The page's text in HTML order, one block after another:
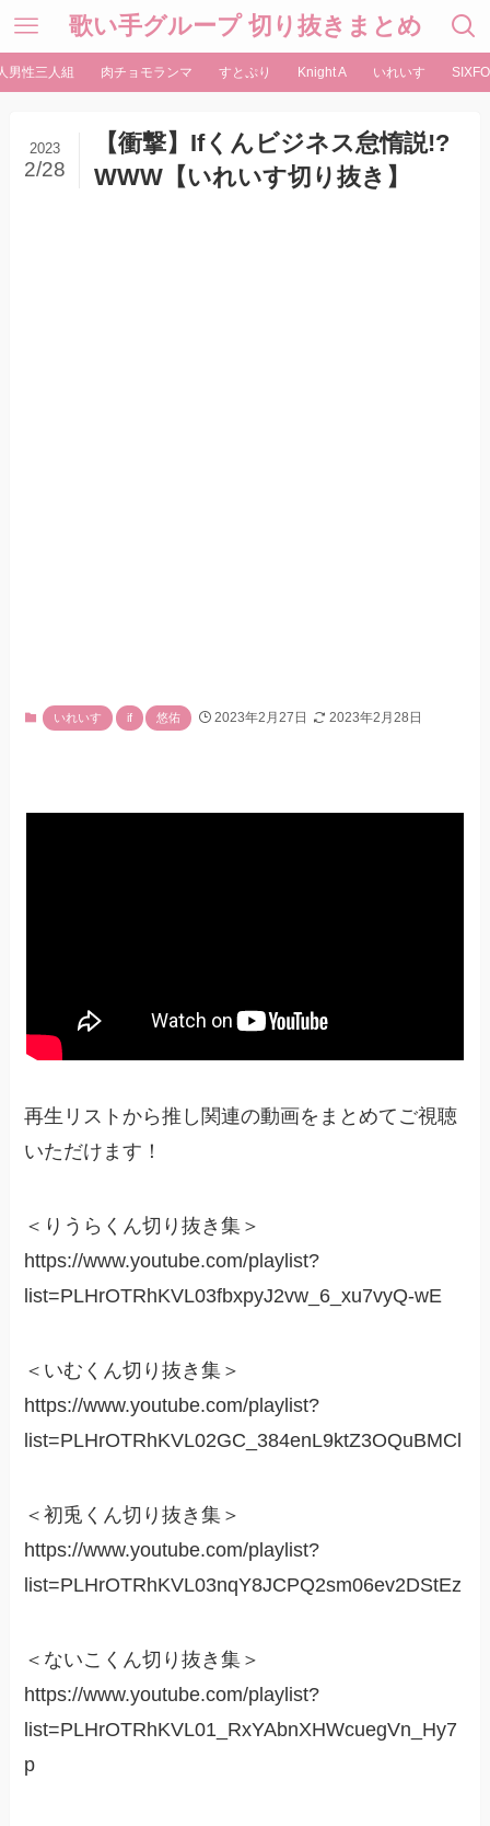
歌い手グループ 切り抜きまとめ
男性三人組 肉チョモランマ すとぷり Knight A いれいす
【衝撃】Ifくんビジネス怠惰説!?
WWW【いれいす切り抜き】
2023
2/28
いれいす if 悠佑 2023年2月27日 2023年2月28日
再生リストから推し関連の動画をまとめてご視聴
いただけます！
＜りうらくん切り抜き集＞
https://www.youtube.com/playlist?
list=PLHrOTRhKVL03fbxpyJ2vw_6_xu7vyQ-wE
＜いむくん切り抜き集＞
https://www.youtube.com/playlist?
list=PLHrOTRhKVL02GC_384enL9ktZ3OQuBMCl
＜初兎くん切り抜き集＞
https://www.youtube.com/playlist?
list=PLHrOTRhKVL03nqY8JCPQ2sm06ev2DStEz
＜ないこくん切り抜き集＞
https://www.youtube.com/playlist?
list=PLHrOTRhKVL01_RxYAbnXHWcuegVn_Hy7
p